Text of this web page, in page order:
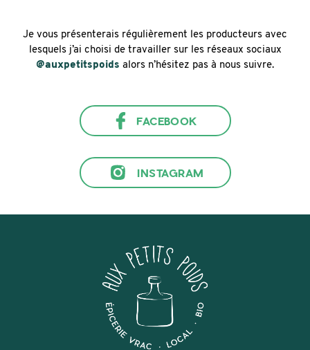
Je vous présenterais régulièrement les producteurs avec
lesquels j’ai choisi de travailler sur les réseaux sociaux
@auxpetitspoids alors n’hésitez pas à nous suivre.
FACEBOOK
INSTAGRAM